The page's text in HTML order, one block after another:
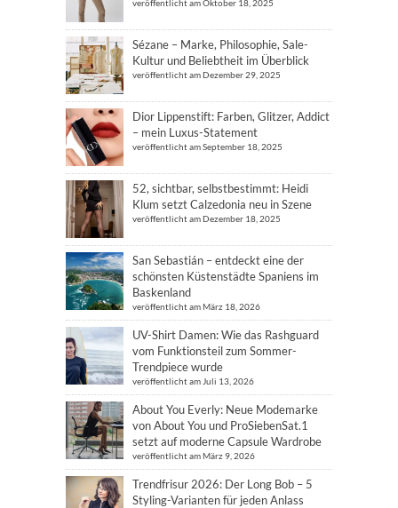
veröffentlicht am Oktober 18, 2025
Sézane – Marke, Philosophie, Sale-
Kultur und Beliebtheit im Überblick
veröffentlicht am Dezember 29, 2025
Dior Lippenstift: Farben, Glitzer, Addict
– mein Luxus-Statement
veröffentlicht am September 18, 2025
52, sichtbar, selbstbestimmt: Heidi
Klum setzt Calzedonia neu in Szene
veröffentlicht am Dezember 18, 2025
San Sebastián – entdeckt eine der
schönsten Küstenstädte Spaniens im
Baskenland
veröffentlicht am März 18, 2026
UV-Shirt Damen: Wie das Rashguard
vom Funktionsteil zum Sommer-
Trendpiece wurde
veröffentlicht am Juli 13, 2026
About You Everly: Neue Modemarke
von About You und ProSiebenSat.1
setzt auf moderne Capsule Wardrobe
veröffentlicht am März 9, 2026
Trendfrisur 2026: Der Long Bob – 5
Styling-Varianten für jeden Anlass